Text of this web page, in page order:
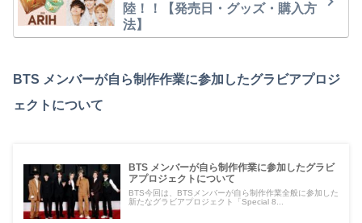
陸！！【発売日・グッズ・購入方
法】
BTS メンバーが自ら制作作業に参加したグラビアプロジ
ェクトについて
BTS メンバーが自ら制作作業に参加したグラビ
アプロジェクトについて
BTS今回は、BTSメンバーが自ら制作作業全般に参加した
新たなグラビアプロジェクト「Special 8...